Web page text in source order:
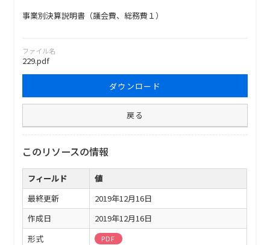
事業別決算説明書（議会費、総務費１）
ファイル名
229.pdf
ダウンロード
戻る
このリソースの情報
フィールド
値
最終更新
2019年12月16日
作成日
2019年12月16日
形式
PDF